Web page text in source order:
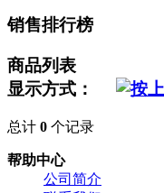
销售排行榜
商品列表
显示方式：
总计 0 个记录
帮助中心
公司简介